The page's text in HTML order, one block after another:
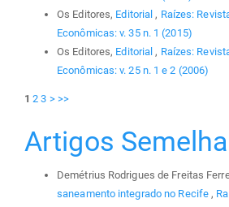
Os Editores, Editorial, Raízes:
Econômicas: v. 35 n. 1 (2015)
Os Editores, Editorial, Raízes:
Econômicas: v. 25 n. 1 e 2 (2006)
1 2 3 > >>
Artigos
Demétrius Rodrigues de Freitas
saneamento integrado no Recife,